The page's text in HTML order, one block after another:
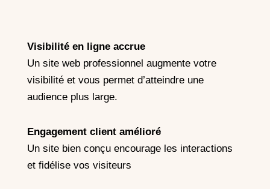
Visibilité en ligne accrue
Un site web professionnel augmente votre
visibilité et vous permet d’atteindre une
audience plus large.
Engagement client amélioré
Un site bien conçu encourage les interactions
et fidélise vos visiteurs